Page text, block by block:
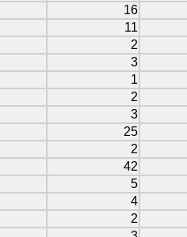
16
11
2
3
1
2
3
25
2
42
5
4
2